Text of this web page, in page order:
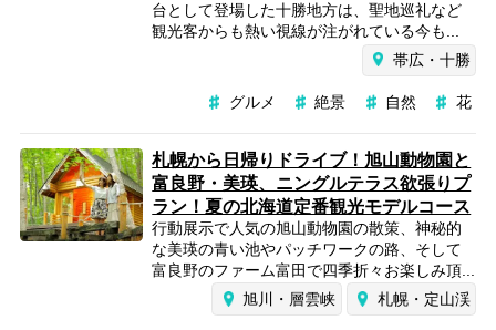
台として登場した十勝地方は、聖地巡礼など
観光客からも熱い視線が注がれている今も...
帯広・十勝
グルメ 絶景 自然 花
札幌から日帰りドライブ！旭山動物園と
富良野・美瑛、ニングルテラス欲張りプ
ラン！夏の北海道定番観光モデルコース
行動展示で人気の旭山動物園の散策、神秘的
な美瑛の青い池やパッチワークの路、そして
富良野のファーム富田で四季折々お楽しみ頂...
旭川・層雲峡
札幌・定山渓